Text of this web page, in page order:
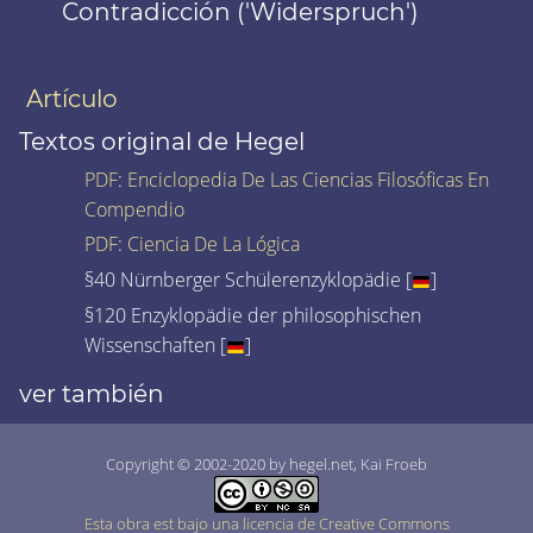
Contradicción ('Widerspruch')
Artículo
Textos original de Hegel
PDF: Enciclopedia De Las Ciencias Filosóficas En
Compendio
PDF: Ciencia De La Lógica
§40 Nürnberger Schülerenzyklopädie [
]
§120 Enzyklopädie der philosophischen
Wissenschaften [
]
ver también
Copyright © 2002-2020 by hegel.net, Kai Froeb
Esta obra est bajo una licencia de Creative Commons